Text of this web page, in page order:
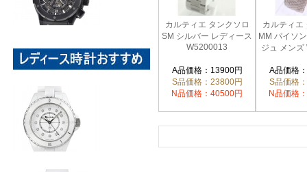
カルティエ タンクソロ
SM シルバー レディース
W5200013
A品価格：13900円
S品価格：23800円
N品価格：40500円
カルティエ
MM パイソ
ジュ メン
A品価格
S品価格
N品価格